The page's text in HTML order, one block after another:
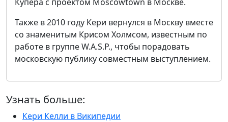
Также в 2010 году Кери вернулся в Москву вместе
со знаменитым Крисом Холмсом, известным по
работе в группе W.A.S.P., чтобы порадовать
московскую публику совместным выступлением.
Узнать больше:
Кери Келли в Википедии